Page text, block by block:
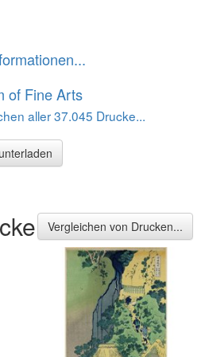
of Fine Arts
aller 37.045 Drucke...
Vergleichen von Drucken...